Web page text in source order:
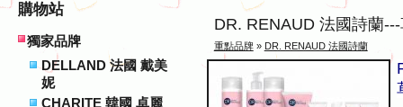
購物站
獨家品牌
DELLAND 法國 戴美
妮
CHARITE 韓國 卓麗
DR. RENAUD 法國詩蘭
重點品牌» DR. RENAUD 法國詩蘭